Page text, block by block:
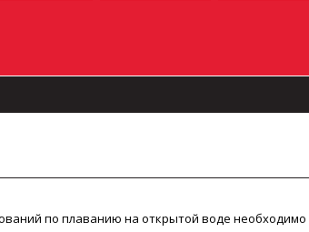
по плаванию на открытой воде